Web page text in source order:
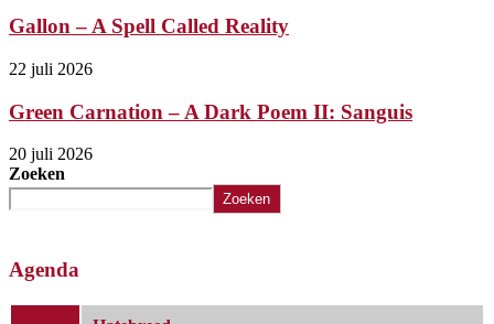
Gallon – A Spell Called Reality
22 juli 2026
Green Carnation – A Dark Poem II: Sanguis
20 juli 2026
Zoeken
Zoeken
Agenda